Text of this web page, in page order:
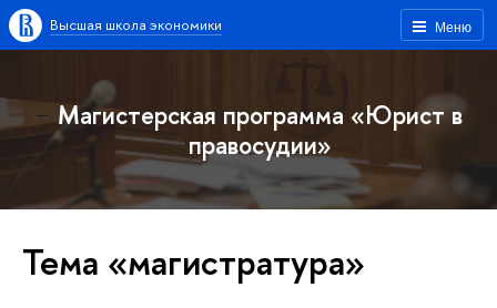
Меню
Высшая школа экономики
Магистерская программа «Юрист в
правосудии»
Тема «магистратура»